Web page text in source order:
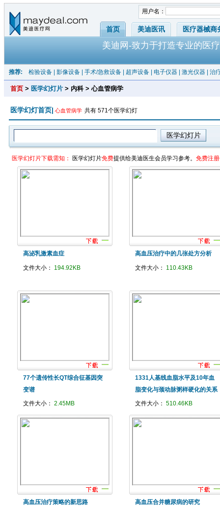
用户名：
首页 美迪医讯 医疗器械商
美迪网-致力于打造专业的医
推荐: 检验设备 影像设备 手术/急救设备 超声设备 电子仪器 激光仪器 治
首页 > 医学幻灯片 > 内科 > 心血管病学
医学幻灯首页| 心血管病学 共有 571个医学幻灯
医学幻灯片下载需知： 医学幻灯片免费提供给美迪医生会员学习参考。 免费注
高泌乳激素血症
文件大小： 194.92KB
高血压治疗中的几张处方分析
文件大小： 110.43KB
77个遗传性长QT综合征基因突
变谱
文件大小： 2.45MB
1331人基线血脂水平及10年血
脂变化与颈动脉粥样硬化的关系
文件大小： 510.46KB
高血压治疗策略的新思路 高血压合并糖尿病的研究